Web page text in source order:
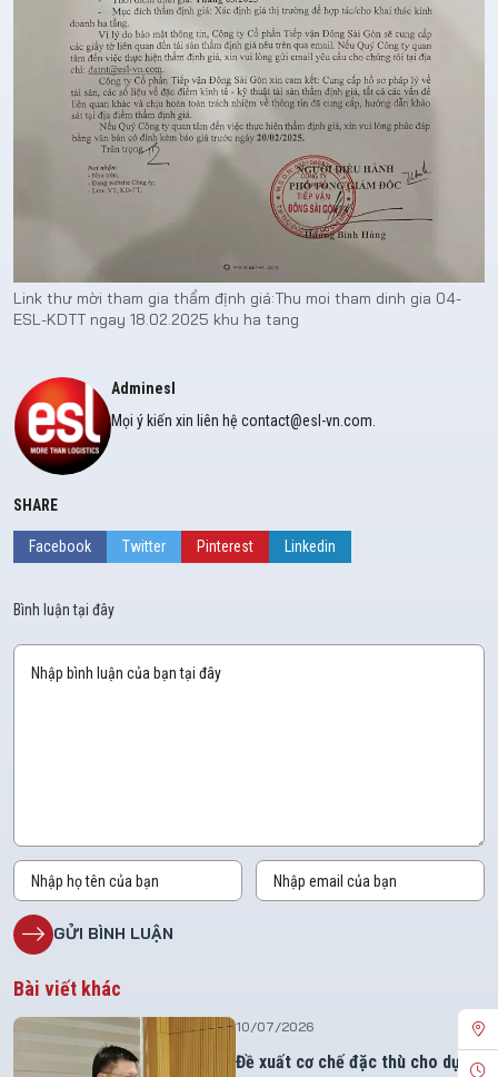
Link thư mời tham gia thẩm định giá:Thu moi tham dinh gia 04-
ESL-KDTT ngay 18.02.2025 khu ha tang
Adminesl
Mọi ý kiến xin liên hệ contact@esl-vn.com.
SHARE
Facebook Twitter Pinterest Linkedin
Bình luận tại đây
Bài viết khác
10/07/2026
Đề xuất cơ chế đặc thù cho dự án